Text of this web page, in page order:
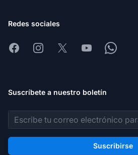
Redes sociales
FacebookInstagram
X YoutubeWhatsapp
Suscríbete a nuestro boletín
Dirección de correo electrónico
Suscribirse